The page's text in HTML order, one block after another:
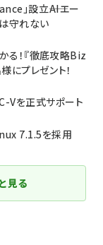
」設立――AIエー
守れない
る！『徹底攻略Biz
にプレゼント！
Vを正式サポート
7.1.5を採用
見る